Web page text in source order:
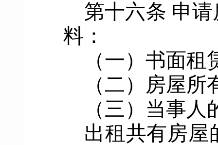
第十六条 申
料 ：
（一） 书面租
（二）
房屋所
（三） 当事人
出租共有房屋